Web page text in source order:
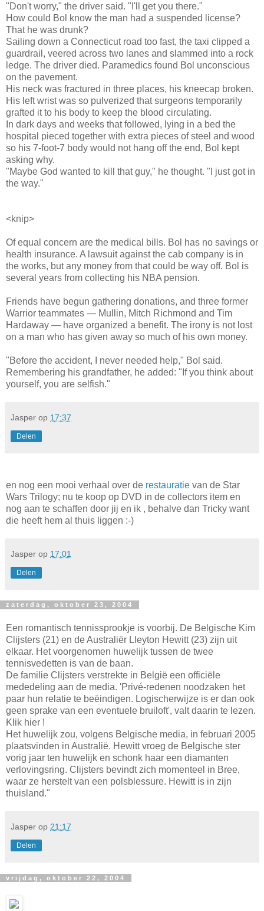
"Don't worry," the driver said. "I'll get you there."
How could Bol know the man had a suspended license?
That he was drunk?
Sailing down a Connecticut road too fast, the taxi clipped a
guardrail, veered across two lanes and slammed into a rock
ledge. The driver died. Paramedics found Bol unconscious
on the pavement.
His neck was fractured in three places, his kneecap broken.
His left wrist was so pulverized that surgeons temporarily
grafted it to his body to keep the blood circulating.
In dark days and weeks that followed, lying in a bed the
hospital pieced together with extra pieces of steel and wood
so his 7-foot-7 body would not hang off the end, Bol kept
asking why.
"Maybe God wanted to kill that guy," he thought. "I just got in
the way."
<knip>
Of equal concern are the medical bills. Bol has no savings or
health insurance. A lawsuit against the cab company is in
the works, but any money from that could be way off. Bol is
several years from collecting his NBA pension.
Friends have begun gathering donations, and three former
Warrior teammates — Mullin, Mitch Richmond and Tim
Hardaway — have organized a benefit. The irony is not lost
on a man who has given away so much of his own money.
"Before the accident, I never needed help," Bol said.
Remembering his grandfather, he added: "If you think about
yourself, you are selfish."
Jasper op 17:37
Delen
en nog een mooi verhaal over de restauratie van de Star
Wars Trilogy; nu te koop op DVD in de collectors item en
nog aan te schaffen door jij en ik , behalve dan Tricky want
die heeft hem al thuis liggen :-)
Jasper op 17:01
Delen
zaterdag, oktober 23, 2004
Een romantisch tennissprookje is voorbij. De Belgische Kim
Clijsters (21) en de Australiër Lleyton Hewitt (23) zijn uit
elkaar. Het voorgenomen huwelijk tussen de twee
tennisvedetten is van de baan.
De familie Clijsters verstrekte in België een officiële
mededeling aan de media. 'Privé-redenen noodzaken het
paar hun relatie te beëindigen. Logischerwijze is er dan ook
geen sprake van een eventuele bruiloft', valt daarin te lezen.
Klik hier !
Het huwelijk zou, volgens Belgische media, in februari 2005
plaatsvinden in Australië. Hewitt vroeg de Belgische ster
vorig jaar ten huwelijk en schonk haar een diamanten
verlovingsring. Clijsters bevindt zich momenteel in Bree,
waar ze herstelt van een polsblessure. Hewitt is in zijn
thuisland."
Jasper op 21:17
Delen
vrijdag, oktober 22, 2004